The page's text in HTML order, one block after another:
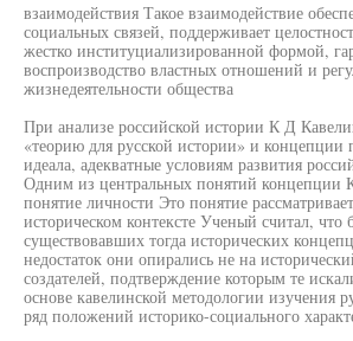
взаимодействия Такое взаимодействие
социальных связей, поддерживает
жестко институциализированной формой,
воспроизводство властных отношений и
жизнедеятельности общества
При анализе российской истории К Д
«теорию для русской истории» и концепции
идеала, адекватные условиям развития
Одним из центральных понятий концепции
понятие личности Это понятие
историческом контексте Ученый считал, что
существовавших тогда исторических
недостаток они опирались не на
создателей, подтверждение которым те
основе кавелинской методологии изучения
ряд положений историко-социального